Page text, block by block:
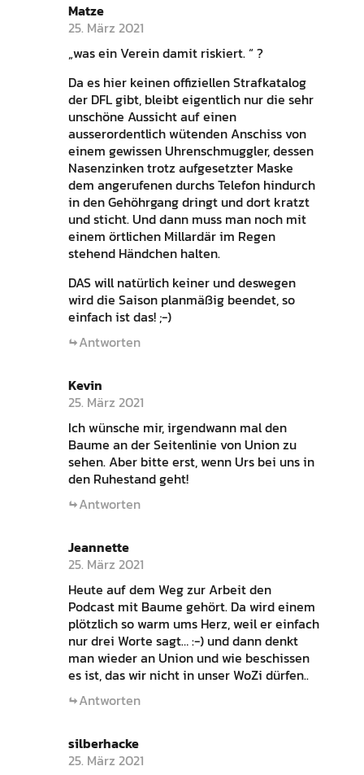
Matze
25. März 2021
„was ein Verein damit riskiert. “ ?
Da es hier keinen offiziellen Strafkatalog
der DFL gibt, bleibt eigentlich nur die sehr
unschöne Aussicht auf einen
ausserordentlich wütenden Anschiss von
einem gewissen Uhrenschmuggler, dessen
Nasenzinken trotz aufgesetzter Maske
dem angerufenen durchs Telefon hindurch
in den Gehöhrgang dringt und dort kratzt
und sticht. Und dann muss man noch mit
einem örtlichen Millardär im Regen
stehend Händchen halten.
DAS will natürlich keiner und deswegen
wird die Saison planmäßig beendet, so
einfach ist das! ;-)
Antworten
Kevin
25. März 2021
Ich wünsche mir, irgendwann mal den
Baume an der Seitenlinie von Union zu
sehen. Aber bitte erst, wenn Urs bei uns in
den Ruhestand geht!
Antworten
Jeannette
25. März 2021
Heute auf dem Weg zur Arbeit den
Podcast mit Baume gehört. Da wird einem
plötzlich so warm ums Herz, weil er einfach
nur drei Worte sagt… :-) und dann denkt
man wieder an Union und wie beschissen
es ist, das wir nicht in unser WoZi dürfen..
Antworten
silberhacke
25. März 2021